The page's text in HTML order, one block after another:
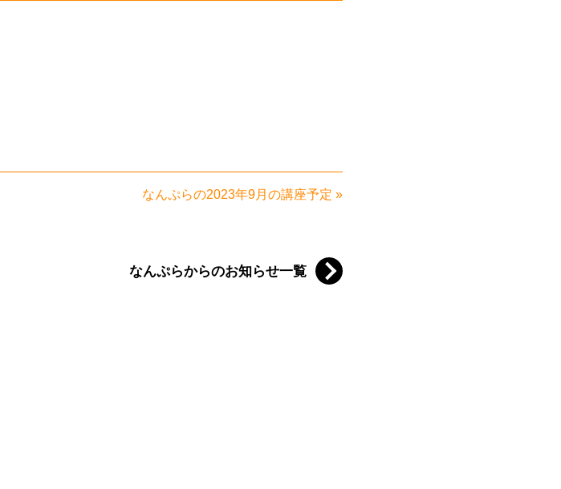
なんぷらの2023年9月の講座予定 »
なんぷらからのお知らせ一覧